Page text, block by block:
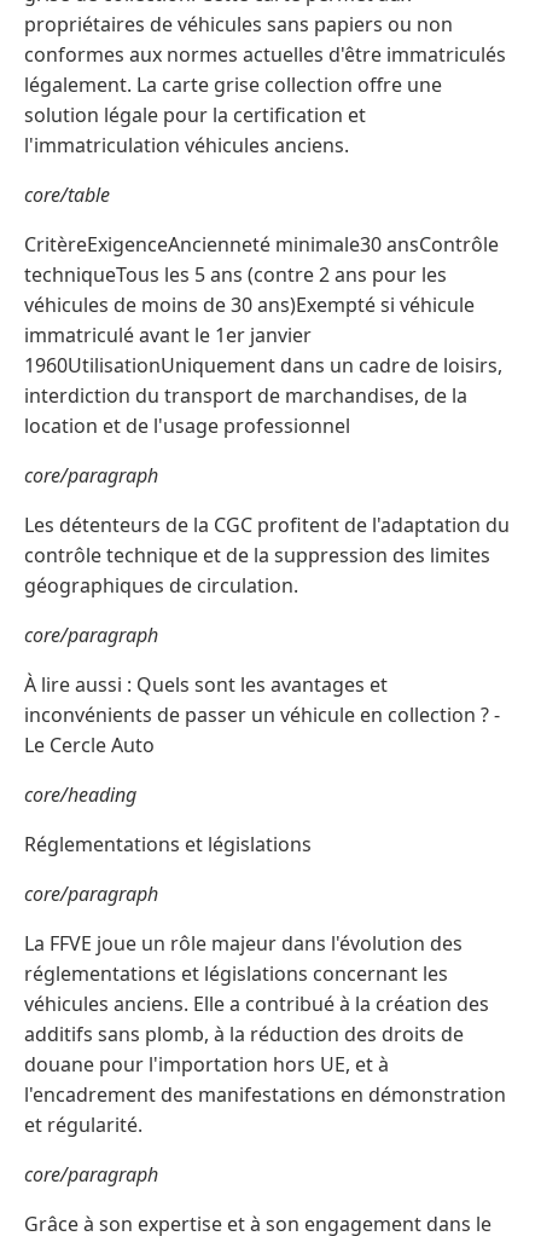
propriétaires de véhicules sans papiers ou non
conformes aux normes actuelles d'être immatriculés
légalement. La carte grise collection offre une
solution légale pour la certification et
l'immatriculation véhicules anciens.
core/table
CritèreExigenceAncienneté minimale30 ansContrôle
techniqueTous les 5 ans (contre 2 ans pour les
véhicules de moins de 30 ans)Exempté si véhicule
immatriculé avant le 1er janvier
1960UtilisationUniquement dans un cadre de loisirs,
interdiction du transport de marchandises, de la
location et de l'usage professionnel
core/paragraph
Les détenteurs de la CGC profitent de l'adaptation du
contrôle technique et de la suppression des limites
géographiques de circulation.
core/paragraph
À lire aussi : Quels sont les avantages et
inconvénients de passer un véhicule en collection ? -
Le Cercle Auto
core/heading
Réglementations et législations
core/paragraph
La FFVE joue un rôle majeur dans l'évolution des
réglementations et législations concernant les
véhicules anciens. Elle a contribué à la création des
additifs sans plomb, à la réduction des droits de
douane pour l'importation hors UE, et à
l'encadrement des manifestations en démonstration
et régularité.
core/paragraph
Grâce à son expertise et à son engagement dans le